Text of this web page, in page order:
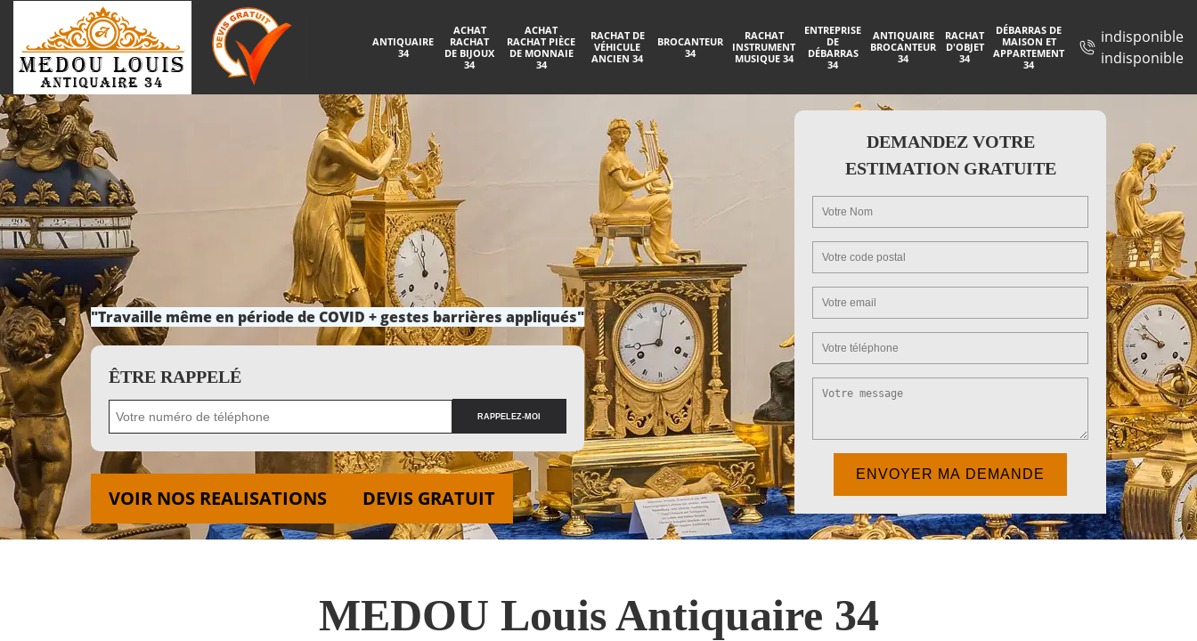
ANTIQUAIRE
34
ACHAT
RACHAT
DE BIJOUX
34
ACHAT
RACHAT PIÈCE
DE MONNAIE
34
RACHAT DE
VÉHICULE
ANCIEN 34
BROCANTEUR
34
RACHAT
INSTRUMENT
MUSIQUE 34
ENTREPRISE
DE
DÉBARRAS
34
ANTIQUAIRE
BROCANTEUR
34
RACHAT
D'OBJET
34
DÉBARRAS DE
MAISON ET
APPARTEMENT
34
indisponible
indisponible
"Travaille même en période de COVID + gestes barrières appliqués"
ÊTRE RAPPELÉ
VOIR NOS REALISATIONS DEVIS GRATUIT
DEMANDEZ VOTRE
ESTIMATION GRATUITE
MEDOU Louis Antiquaire 34